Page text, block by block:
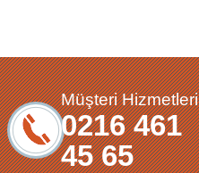
Müşteri Hizmetleri
0216 461
45 65